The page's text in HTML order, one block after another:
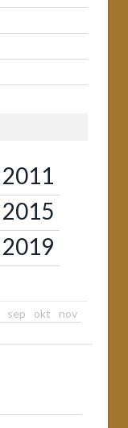
2011
2015
2019
sep okt
nov